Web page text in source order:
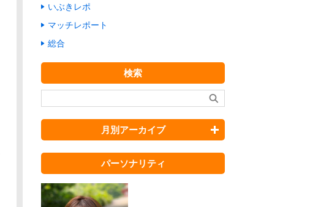
いぶきレポ
マッチレポート
総合
検索
月別アーカイブ
パーソナリティ